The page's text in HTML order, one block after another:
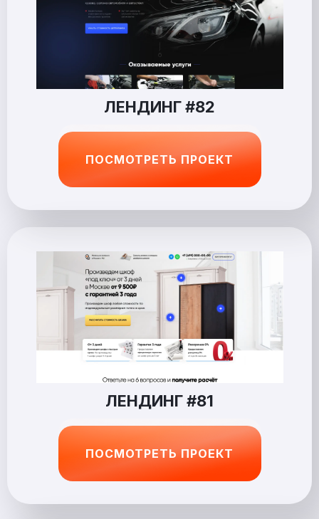
ЛЕНДИНГ #82
ПОСМОТРЕТЬ ПРОЕКТ
ЛЕНДИНГ #81
ПОСМОТРЕТЬ ПРОЕКТ